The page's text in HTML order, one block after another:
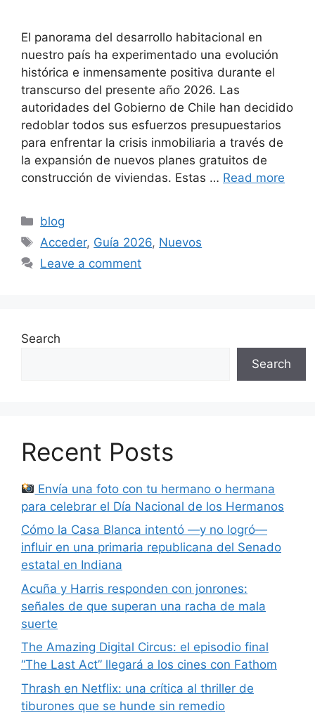
El panorama del desarrollo habitacional en
nuestro país ha experimentado una evolución
histórica e inmensamente positiva durante el
transcurso del presente año 2026. Las
autoridades del Gobierno de Chile han decidido
redoblar todos sus esfuerzos presupuestarios
para enfrentar la crisis inmobiliaria a través de
la expansión de nuevos planes gratuitos de
construcción de viviendas. Estas … Read more
Categories
blog
Tags
Acceder, Guía 2026, Nuevos
Leave a comment
Search
Search
Recent Posts
Envía una foto con tu hermano o hermana
para celebrar el Día Nacional de los Hermanos
Cómo la Casa Blanca intentó —y no logró—
influir en una primaria republicana del Senado
estatal en Indiana
Acuña y Harris responden con jonrones:
señales de que superan una racha de mala
suerte
The Amazing Digital Circus: el episodio final
“The Last Act” llegará a los cines con Fathom
Thrash en Netflix: una crítica al thriller de
tiburones que se hunde sin remedio